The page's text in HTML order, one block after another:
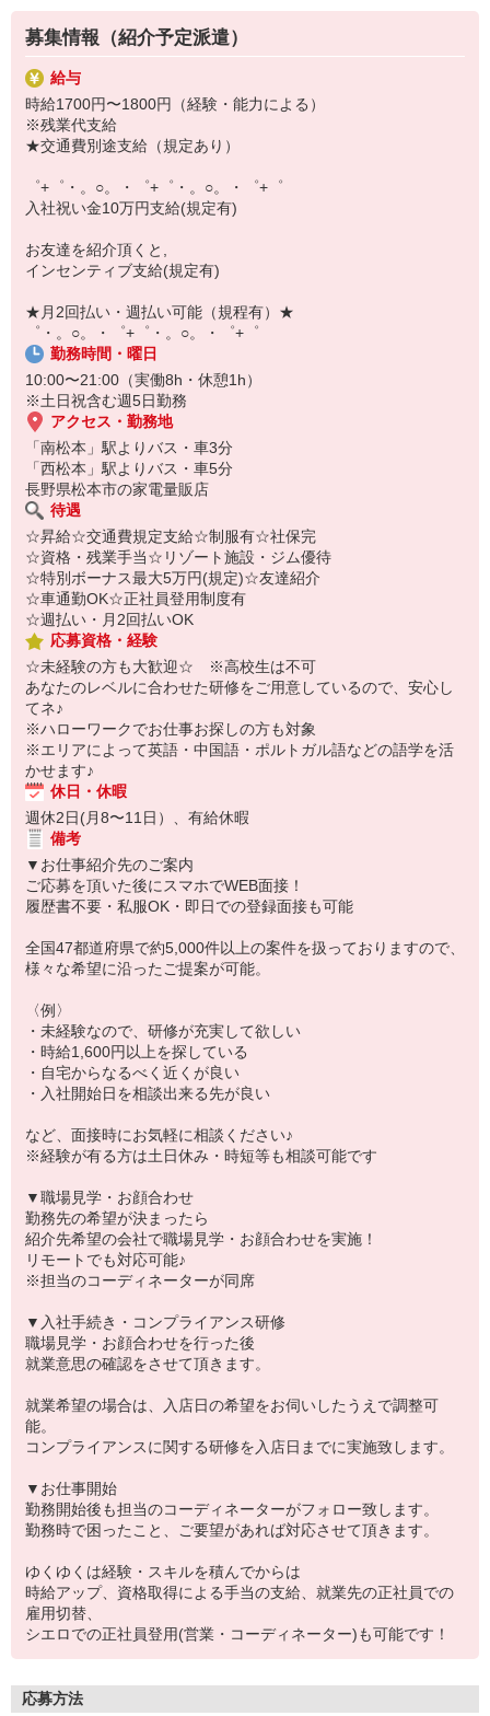
事務、経理、データ入力、コールセンター、受付
▼工場・製造・軽作業系
機械/食品製造・梱包・仕分け・加工・組立・検査
▼美容系
眉毛サロンのアイブロウ・ネイリスト・エステ
▼営業・販売
法人営業・アパレル販売・個別指導塾・人材紹介
▼人気案件も多数♪
短期・期間限定・オープニング・官公庁案件
上場/優良/大手企業など
【スマホ面接実施中】
￣￣￣￣￣￣￣￣￣
自宅に居ながらスマホでカンタン面接OK！
オンライン面談なのでスピード対応。
即日登録もOK♪
気になった方はお気軽にご相談ください！
満足度◎
■携帯やインターネット販売業務
docomo(ドコモ)/au(エーユー)・KDDI/softbank(ソフトバンク)など
の大手キャリアから
ワイモバイル(Y!mobille)、楽天モバイル、UQなど格安スマホまで幅
広く紹介可能♪
募集情報（紹介予定派遣）
給与
時給1700円〜1800円（経験・能力による）
※残業代支給
★交通費別途支給（規定あり）
゜+゜・。○。・゜+゜・。○。・゜+゜
入社祝い金10万円支給(規定有)
お友達を紹介頂くと,
インセンティブ支給(規定有)
★月2回払い・週払い可能（規程有）★
゜・。○。・゜+゜・。○。・゜+゜
勤務時間・曜日
10:00〜21:00（実働8h・休憩1h）
※土日祝含む週5日勤務
アクセス・勤務地
「南松本」駅よりバス・車3分
「西松本」駅よりバス・車5分
長野県松本市の家電量販店
待遇
☆昇給☆交通費規定支給☆制服有☆社保完
☆資格・残業手当☆リゾート施設・ジム優待
☆特別ボーナス最大5万円(規定)☆友達紹介
☆車通勤OK☆正社員登用制度有
☆週払い・月2回払いOK
応募資格・経験
☆未経験の方も大歓迎☆ ※高校生は不可
あなたのレベルに合わせた研修をご用意しているので、安心し
てネ♪
※ハローワークでお仕事お探しの方も対象
※エリアによって英語・中国語・ポルトガル語などの語学を活
かせます♪
休日・休暇
週休2日(月8〜11日）、有給休暇
備考
▼お仕事紹介先のご案内
ご応募を頂いた後にスマホでWEB面接！
履歴書不要・私服OK・即日での登録面接も可能
全国47都道府県で約5,000件以上の案件を扱っておりますので、
様々な希望に沿ったご提案が可能。
〈例〉
・未経験なので、研修が充実して欲しい
・時給1,600円以上を探している
・自宅からなるべく近くが良い
・入社開始日を相談出来る先が良い
など、面接時にお気軽に相談ください♪
※経験が有る方は土日休み・時短等も相談可能です
▼職場見学・お顔合わせ
勤務先の希望が決まったら
紹介先希望の会社で職場見学・お顔合わせを実施！
リモートでも対応可能♪
※担当のコーディネーターが同席
▼入社手続き・コンプライアンス研修
職場見学・お顔合わせを行った後
就業意思の確認をさせて頂きます。
就業希望の場合は、入店日の希望をお伺いしたうえで調整可
能。
コンプライアンスに関する研修を入店日までに実施致します。
▼お仕事開始
勤務開始後も担当のコーディネーターがフォロー致します。
勤務時で困ったこと、ご要望があれば対応させて頂きます。
ゆくゆくは経験・スキルを積んでからは
時給アップ、資格取得による手当の支給、就業先の正社員での
雇用切替、
シエロでの正社員登用(営業・コーディネーター)も可能です！
応募方法